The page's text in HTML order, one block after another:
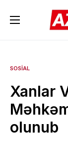
SOSIAL
Xanlar
olunub